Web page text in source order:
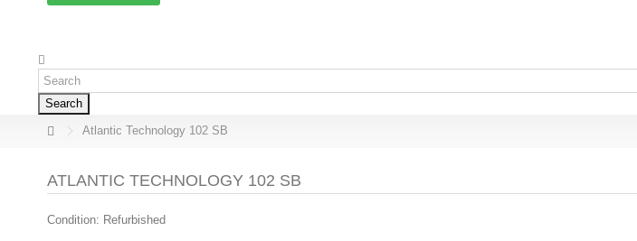
Search
Atlantic Technology 102 SB
ATLANTIC TECHNOLOGY 102 SB
Condition: Refurbished